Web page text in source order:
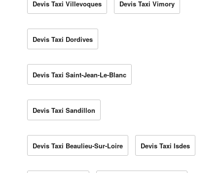
Devis Taxi Villevoques Devis Taxi Vimory
Devis Taxi Dordives
Devis Taxi Saint-Jean-Le-Blanc
Devis Taxi Sandillon
Devis Taxi Beaulieu-Sur-Loire Devis Taxi Isdes